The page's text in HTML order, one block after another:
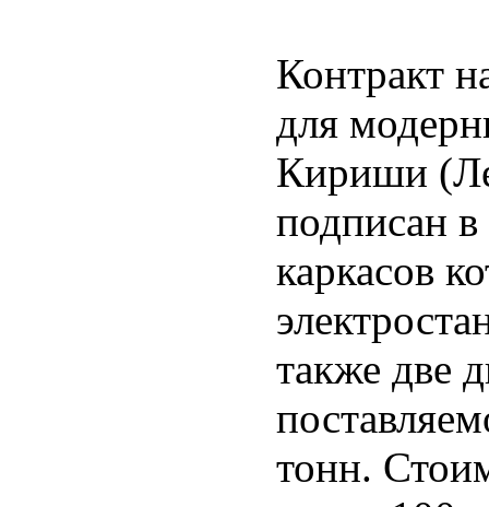
Контракт
для
Кириши
подписан
каркасов
также две
тонн.